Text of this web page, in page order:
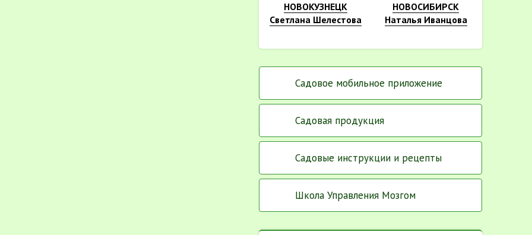
НОВОКУЗНЕЦК
Светлана Шелестова
НОВОСИБИРСК
Наталья Иванцова
Садовое мобильное приложение
Садовая продукция
Садовые инструкции и рецепты
Школа Управления Мозгом